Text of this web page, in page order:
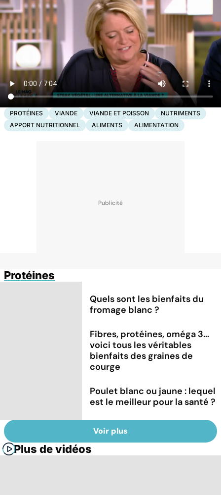
PROTÉINES VIANDE VIANDE ET POISSON
NUTRIMENTS
APPORT NUTRITIONNEL
ALIMENTS ALIMENTATION
Protéines
Quels sont les bienfaits du
fromage blanc ?
Fibres, protéines, oméga 3...
voici tous les véritables
bienfaits des graines de
courge
Poulet blanc ou jaune : lequel
est le meilleur pour la santé ?
Voir plus
Plus de vidéos